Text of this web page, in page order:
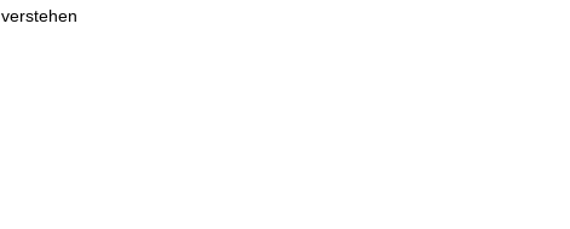
verstehen